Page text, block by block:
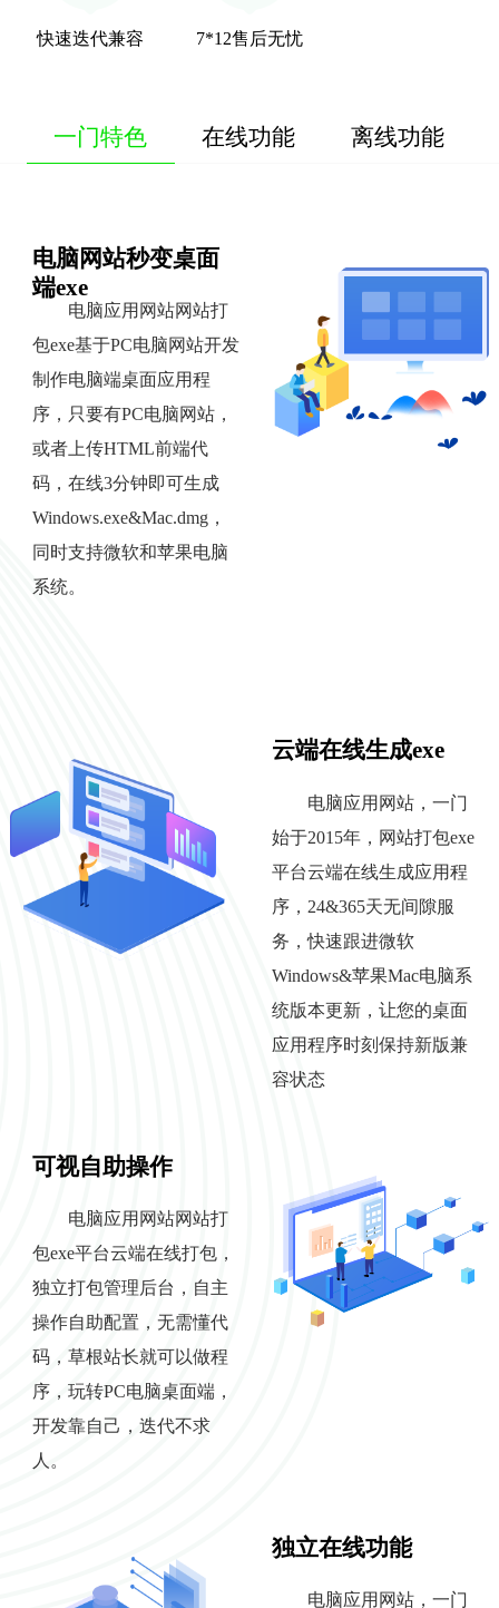
快速迭代兼容 7*12售后无忧
一门特色 在线功能 离线功能
电脑网站秒变桌面
端exe
电脑应用网站网站打
包exe基于PC电脑网站开发
制作电脑端桌面应用程
序，只要有PC电脑网站，
或者上传HTML前端代
码，在线3分钟即可生成
Windows.exe&Mac.dmg，
同时支持微软和苹果电脑
系统。
云端在线生成exe
电脑应用网站，一门
始于2015年，网站打包exe
平台云端在线生成应用程
序，24&365天无间隙服
务，快速跟进微软
Windows&苹果Mac电脑系
统版本更新，让您的桌面
应用程序时刻保持新版兼
容状态
可视自助操作
电脑应用网站网站打
包exe平台云端在线打包，
独立打包管理后台，自主
操作自助配置，无需懂代
码，草根站长就可以做程
序，玩转PC电脑桌面端，
开发靠自己，迭代不求
人。
独立在线功能
电脑应用网站，一门